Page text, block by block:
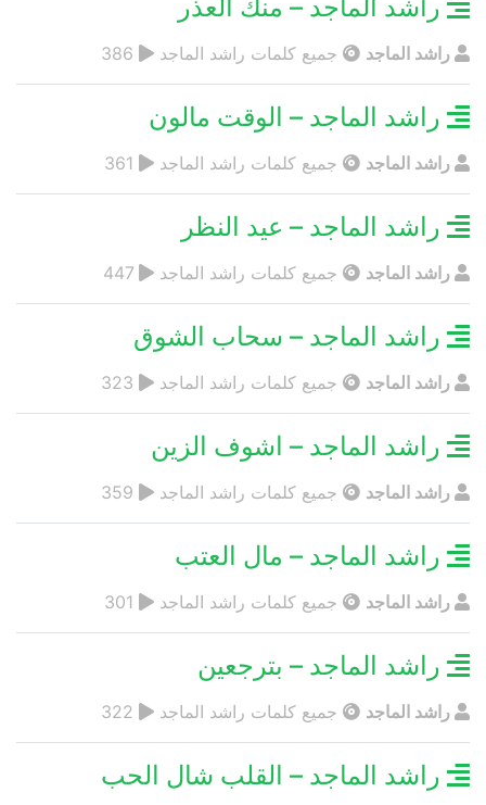
راشد الماجد – منك العذر
راشد الماجد جميع كلمات راشد الماجد
راشد الماجد – الوقت مالون
راشد الماجد جميع كلمات راشد الماجد
راشد الماجد – عيد النظر
راشد الماجد جميع كلمات راشد الماجد
راشد الماجد – سحاب الشوق
راشد الماجد جميع كلمات راشد الماجد
راشد الماجد – اشوف الزين
راشد الماجد جميع كلمات راشد الماجد
راشد الماجد – مال العتب
راشد الماجد جميع كلمات راشد الماجد
راشد الماجد – بترجعين
راشد الماجد جميع كلمات راشد الماجد
راشد الماجد – القلب شال الحب